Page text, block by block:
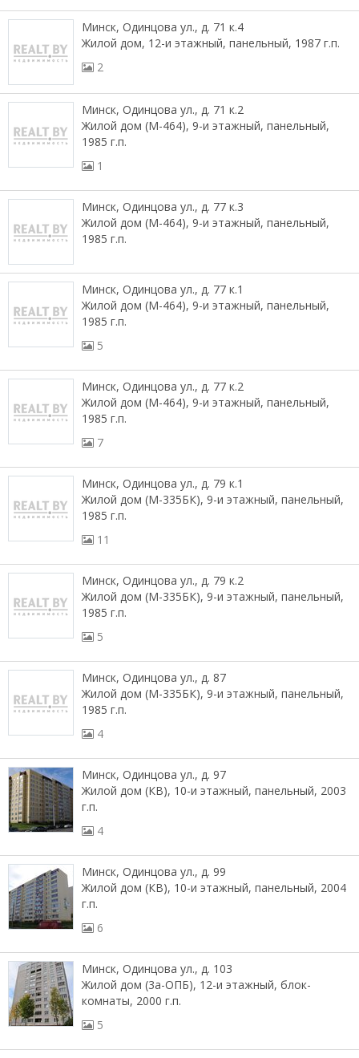
Минск, Одинцова ул., д. 71 к.4
Жилой дом, 12-и этажный, панельный, 1987 г.п.
2
Минск, Одинцова ул., д. 71 к.2
Жилой дом (М-464), 9-и этажный, панельный,
1985 г.п.
1
Минск, Одинцова ул., д. 77 к.3
Жилой дом (М-464), 9-и этажный, панельный,
1985 г.п.
Минск, Одинцова ул., д. 77 к.1
Жилой дом (М-464), 9-и этажный, панельный,
1985 г.п.
5
Минск, Одинцова ул., д. 77 к.2
Жилой дом (М-464), 9-и этажный, панельный,
1985 г.п.
7
Минск, Одинцова ул., д. 79 к.1
Жилой дом (М-335БК), 9-и этажный, панельный,
1985 г.п.
11
Минск, Одинцова ул., д. 79 к.2
Жилой дом (М-335БК), 9-и этажный, панельный,
1985 г.п.
5
Минск, Одинцова ул., д. 87
Жилой дом (М-335БК), 9-и этажный, панельный,
1985 г.п.
4
Минск, Одинцова ул., д. 97
Жилой дом (КВ), 10-и этажный, панельный, 2003
г.п.
4
Минск, Одинцова ул., д. 99
Жилой дом (КВ), 10-и этажный, панельный, 2004
г.п.
6
Минск, Одинцова ул., д. 103
Жилой дом (3а-ОПБ), 12-и этажный, блок-
комнаты, 2000 г.п.
5